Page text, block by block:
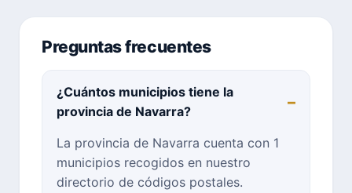
Preguntas frecuentes
¿Cuántos municipios tiene la
provincia de Navarra?
La provincia de Navarra cuenta con 1
municipios recogidos en nuestro
directorio de códigos postales.